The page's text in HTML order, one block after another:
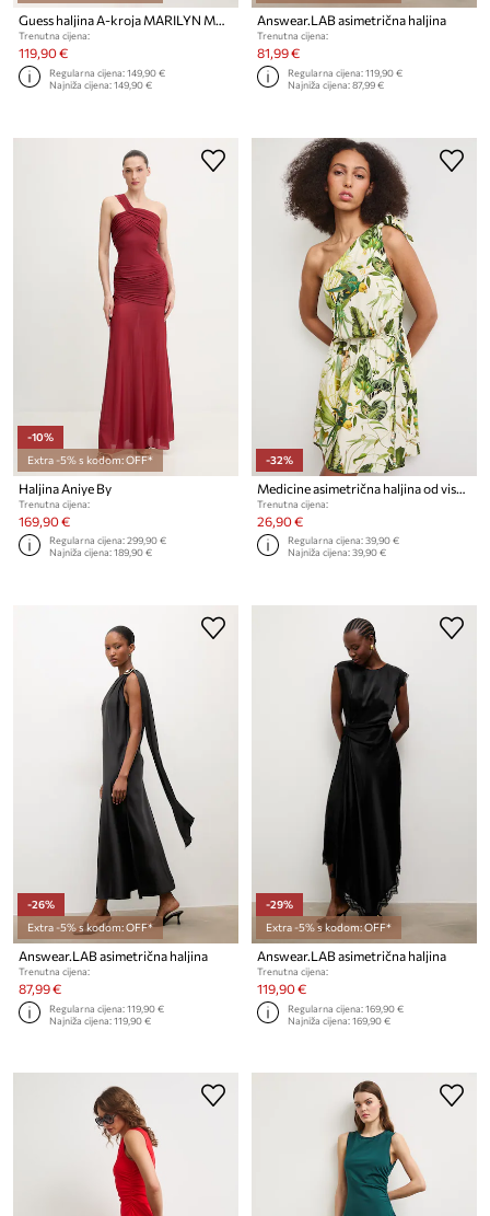
Guess haljina A-kroja MARILYN MONROE
Trenutna cijena:
119,90 €
Regularna cijena:149,90 €
Najniža cijena:149,90 €
Answear.LAB asimetrična haljina
Trenutna cijena:
81,99 €
Regularna cijena:119,90 €
Najniža cijena:87,99 €
-10%
Extra -5% s kodom: OFF*
Haljina Aniye By
Trenutna cijena:
169,90 €
Regularna cijena:299,90 €
Najniža cijena:189,90 €
-32%
Trenutna cijena:
26,90 €
Regularna cijena:39,90 €
Najniža cijena:39,90 €
-26%
Extra -5% s kodom: OFF*
Answear.LAB asimetrična haljina
Trenutna cijena:
87,99 €
Regularna cijena:119,90 €
Najniža cijena:119,90 €
-29%
Extra -5% s kodom: OFF*
Answear.LAB asimetrična haljina
Trenutna cijena:
119,90 €
Regularna cijena:169,90 €
Najniža cijena:169,90 €